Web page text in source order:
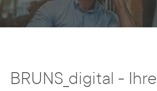
BRUNS_digital - Ihre